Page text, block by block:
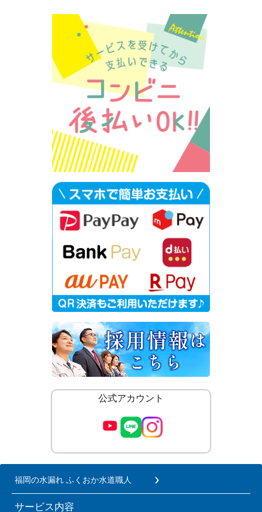
公式アカウント
福岡の水漏れ ふくおか水道職人
サービス内容